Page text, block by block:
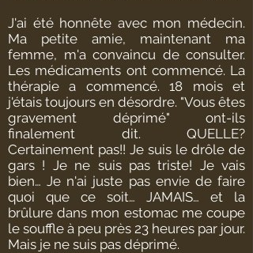
J'ai été honnête avec mon médecin.
Ma petite amie, maintenant ma
femme, m'a convaincu de consulter.
Les médicaments ont commencé. La
thérapie a commencé. 18 mois et
j'étais toujours en désordre. "Vous êtes
gravement déprimé" ont-ils
finalement dit. QUELLE?
Certainement pas!! Je suis le drôle de
gars ! Je ne suis pas triste! Je vais
bien… Je n'ai juste pas envie de faire
quoi que ce soit… JAMAIS… et la
brûlure dans mon estomac me coupe
le souffle à peu près 23 heures par jour.
Mais je ne suis pas déprimé.